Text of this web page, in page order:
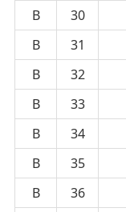
B
30
B
31
B
32
B
33
B
34
B
35
B
36